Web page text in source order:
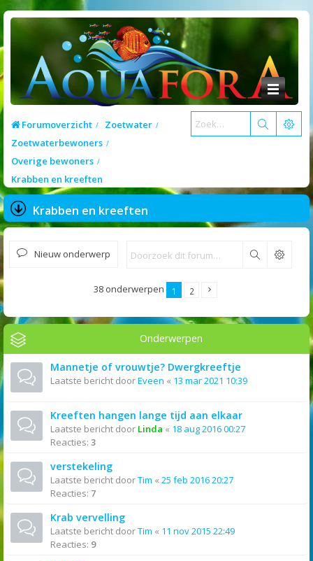
Forumoverzicht
Zoetwater
Zoetwaterbewoners
Overige bewoners
Krabben en kreeften
Krabben en kreeften
Nieuw onderwerp Zoek
38 onderwerpen 1 2
Onderwerpen
Mannetje of vrouwtje? Dwergkreeftje
Laatste bericht doorEveen « 13 mar 2021 10:39
Kreeften hangen lange tijd aan elkaar
Laatste bericht door Linda « 18 aug 2016 00:27
Reacties: 3
verstekeling
Laatste bericht doorTim « 25 feb 2016 20:27
Reacties: 7
Krab vervelling
Laatste bericht doorTim « 11 nov 2015 22:49
Reacties: 9